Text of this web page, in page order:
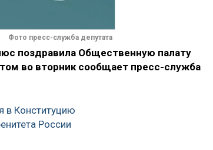
Фото пресс-служба депутата
поздравила Общественную палату
во вторник сообщает пресс-служба
в Конституцию
России